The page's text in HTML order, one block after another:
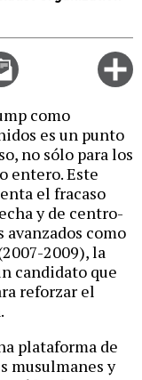
Email
this
como
es un punto
no sólo para los
entero. Este
el fracaso
y de centro-
como
2009), la
candidato que
reforzar el
plataforma de
musulmanes y